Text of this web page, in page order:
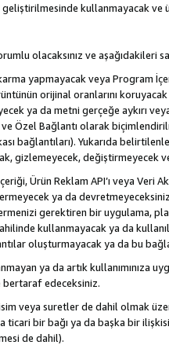
kullanmayacak ve
olacaksınız ve aşağıdakileri
yapmayacak veya Program
orijinal oranlarını
ya da metni gerçeğe aykırı
Özel Bağlantı olarak
bağlantıları). Yukarıda
gizlemeyecek,
Ürün Reklam API’ı veya Veri
ya da
gerektiren bir uygulama,
kullanmayacak ya da
oluşturmayacak ya da bu
ya da artık kullanımınıza
bertaraf edeceksiniz.
veya suretler de dahil olmak
bir bağı ya da başka bir
de dahil).